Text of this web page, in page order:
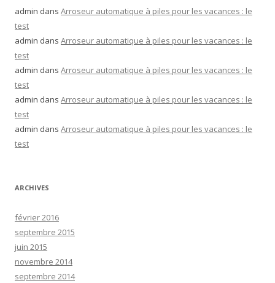
admin dans Arroseur automatique à piles pour les vacances : le
test
admin dans Arroseur automatique à piles pour les vacances : le
test
admin dans Arroseur automatique à piles pour les vacances : le
test
admin dans Arroseur automatique à piles pour les vacances : le
test
admin dans Arroseur automatique à piles pour les vacances : le
test
ARCHIVES
février 2016
septembre 2015
juin 2015
novembre 2014
septembre 2014